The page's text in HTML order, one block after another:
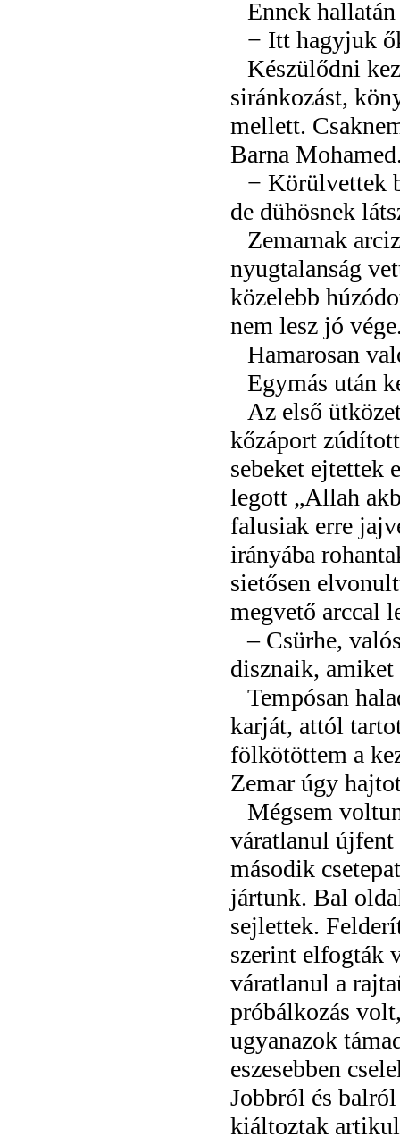
Ennek
− Itt hagyjuk
Készülődni
siránkozást,
mellett.
Barna
− Körülvettek
de dühösnek
Zemarnak
nyugtalanság
közelebb
nem lesz jó
Hamarosan
Egymás után
Az első
kőzáport
sebeket ejtettek
legott „Allah
falusiak erre
irányába
sietősen
megvető arccal
– Csürhe,
disznaik, amiket
Tempósan
karját, attól
fölkötöttem a
Zemar úgy
Mégsem
váratlanul újfent
második
jártunk. Bal
sejlettek.
szerint elfogták
váratlanul a
próbálkozás
ugyanazok
eszesebben
Jobbról és
kiáltoztak